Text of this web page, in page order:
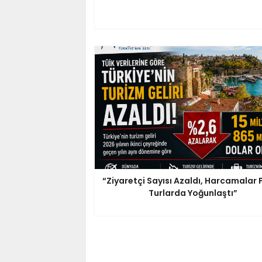
“Ziyaretçi Sayısı Azaldı, Harcamalar
Turlarda Yoğunlaştı”